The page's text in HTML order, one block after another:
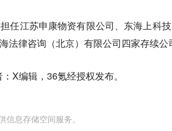
任江苏申康物资有限公司、东海上科技
法律咨询（北京）有限公司四家存续公
：X编辑，36氪经授权发布。
息存储空间服务。